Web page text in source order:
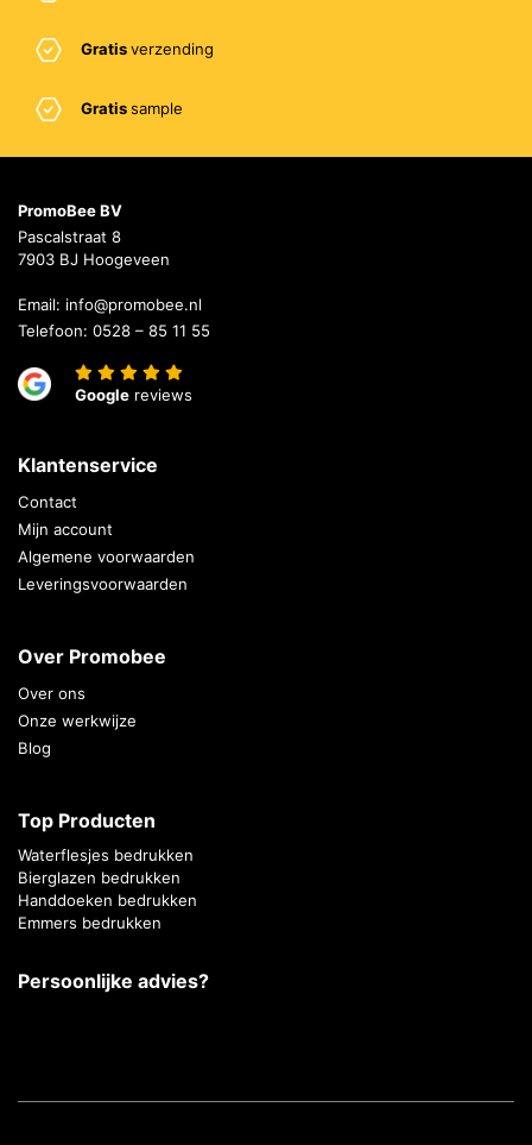
Gratisverzending
Gratissample
PromoBee BV
Pascalstraat 8
7903 BJ Hoogeveen
Email: info@promobee.nl
Telefoon: 0528 – 85 11 55
Google reviews
Klantenservice
Contact
Mijn account
Algemene voorwaarden
Leveringsvoorwaarden
Over Promobee
Over ons
Onze werkwijze
Blog
Top Producten
Waterflesjes bedrukken
Bierglazen bedrukken
Handdoeken bedrukken
Emmers bedrukken
Persoonlijke advies?